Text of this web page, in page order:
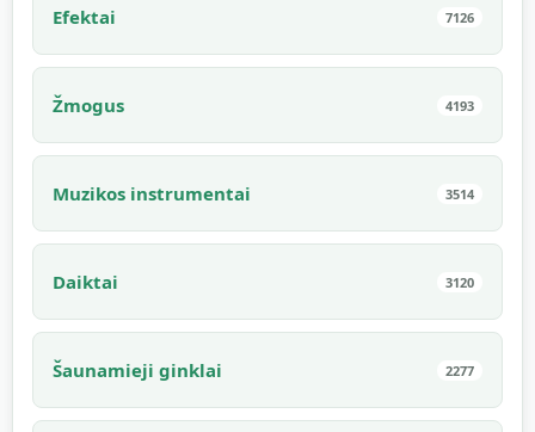
Efektai 7126
Žmogus 4193
Muzikos instrumentai 3514
Daiktai 3120
Šaunamieji ginklai 2277